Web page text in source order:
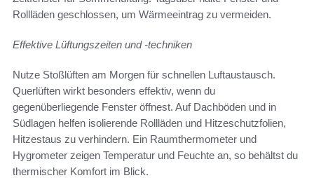
Rollläden geschlossen, um Wärmeeintrag zu vermeiden.
Effektive Lüftungszeiten und -techniken
Nutze Stoßlüften am Morgen für schnellen Luftaustausch.
Querlüften wirkt besonders effektiv, wenn du
gegenüberliegende Fenster öffnest. Auf Dachböden und in
Südlagen helfen isolierende Rollläden und Hitzeschutzfolien,
Hitzestaus zu verhindern. Ein Raumthermometer und
Hygrometer zeigen Temperatur und Feuchte an, so behältst du
thermischer Komfort im Blick.